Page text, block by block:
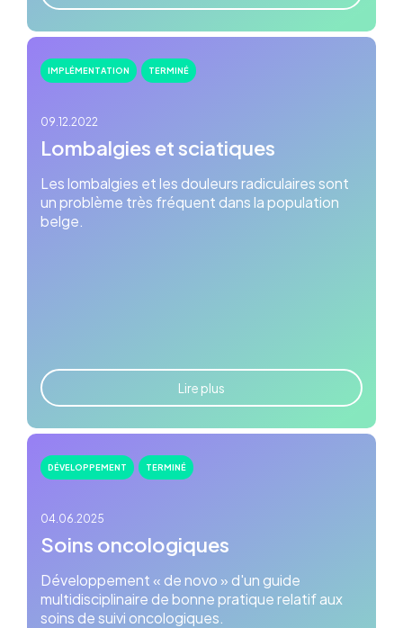
IMPLÉMENTATION TERMINÉ
09.12.2022
Lombalgies et sciatiques
Les lombalgies et les douleurs radiculaires sont
un problème très fréquent dans la population
belge.
Lire plus
DÉVELOPPEMENT TERMINÉ
04.06.2025
Soins oncologiques
Développement « de novo » d'un guide
multidisciplinaire de bonne pratique relatif aux
soins de suivi oncologiques.